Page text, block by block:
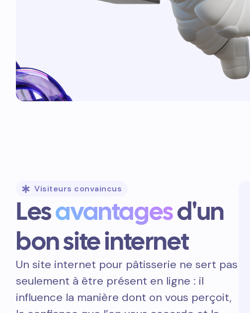
Visiteurs convaincus
Lesavantagesd'un
bon site internet
Un site internet pour pâtisserie ne sert pas
seulement à être présent en ligne : il
influence la manière dont on vous perçoit,